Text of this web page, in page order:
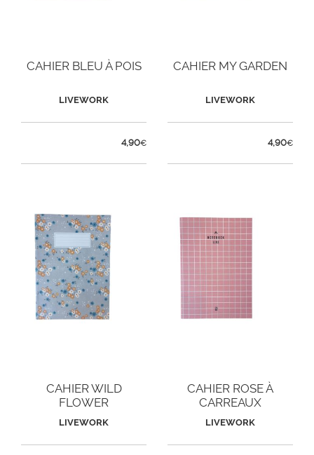
CAHIER BLEU À POIS
LIVEWORK
4,90€
CAHIER MY GARDEN
LIVEWORK
4,90€
CAHIER WILD
FLOWER
LIVEWORK
CAHIER ROSE À
CARREAUX
LIVEWORK